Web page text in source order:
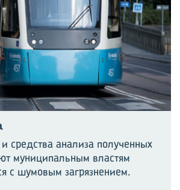
средства анализа полученных
муниципальным властям
с шумовым загрязнением.